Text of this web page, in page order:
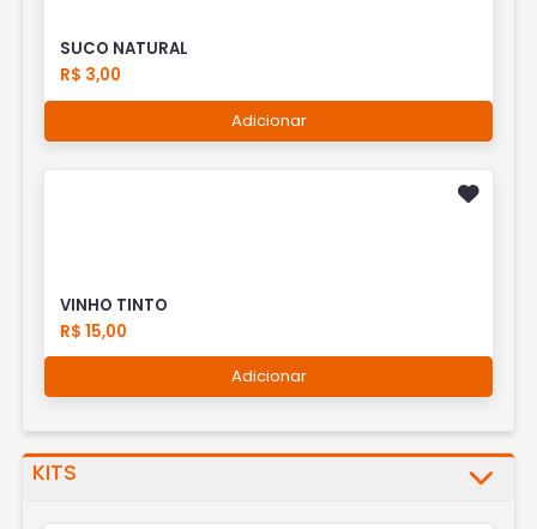
SUCO NATURAL
R$ 3,00
Adicionar
VINHO TINTO
R$ 15,00
Adicionar
KITS